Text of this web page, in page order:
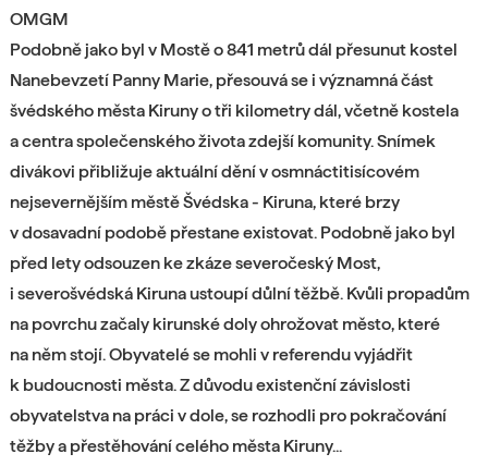
OMGM
Podobně jako byl v Mostě o 841 metrů dál přesunut kostel
Nanebevzetí Panny Marie, přesouvá se i významná část
švédského města Kiruny o tři kilometry dál, včetně kostela
a centra společenského života zdejší komunity. Snímek
divákovi přibližuje aktuální dění v osmnáctitisícovém
nejsevernějším městě Švédska - Kiruna, které brzy
v dosavadní podobě přestane existovat. Podobně jako byl
před lety odsouzen ke zkáze severočeský Most,
i severošvédská Kiruna ustoupí důlní těžbě. Kvůli propadům
na povrchu začaly kirunské doly ohrožovat město, které
na něm stojí. Obyvatelé se mohli v referendu vyjádřit
k budoucnosti města. Z důvodu existenční závislosti
obyvatelstva na práci v dole, se rozhodli pro pokračování
těžby a přestěhování celého města Kiruny...